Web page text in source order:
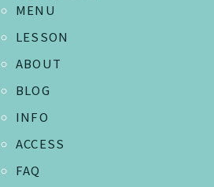
MENU
LESSON
ABOUT
BLOG
INFO
ACCESS
FAQ